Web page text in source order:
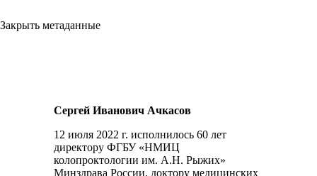
Закрыть метаданные
Сергей Иванович Ачкасов
12 июля 2022 г. исполнилось 60 лет
директору ФГБУ «НМИЦ
колопроктологии им. А.Н. Рыжих»
Минздрава России, доктору медицинских